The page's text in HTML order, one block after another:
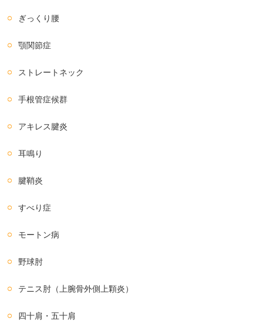
ぎっくり腰
顎関節症
ストレートネック
手根管症候群
アキレス腱炎
耳鳴り
腱鞘炎
すべり症
モートン病
野球肘
テニス肘（上腕骨外側上顆炎）
四十肩・五十肩